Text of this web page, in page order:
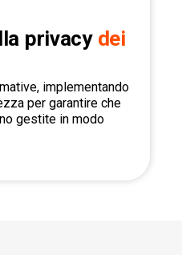
privacy dei
implementando
per garantire che
gestite in modo